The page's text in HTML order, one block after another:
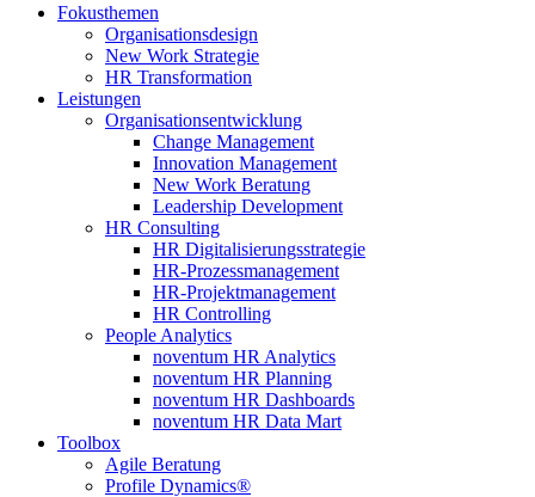
Fokusthemen
Organisationsdesign
New Work Strategie
HR Transformation
Leistungen
Organisationsentwicklung
Change Management
Innovation Management
New Work Beratung
Leadership Development
HR Consulting
HR Digitalisierungsstrategie
HR-Prozessmanagement
HR-Projektmanagement
HR Controlling
People Analytics
noventum HR Analytics
noventum HR Planning
noventum HR Dashboards
noventum HR Data Mart
Toolbox
Agile Beratung
Profile Dynamics®